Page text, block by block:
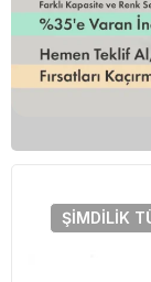
ŞIMDILIK